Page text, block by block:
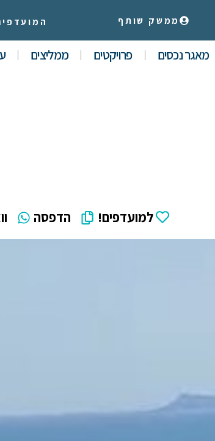
ממשק שותף
מאגר נכסים פרויקטים ממליצים
למועדפים! הדפסה